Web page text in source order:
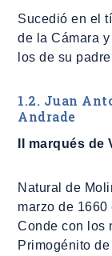
Sucedió en el
de la Cámara
los de su
1.2. Juan
Andrade
II marqués de
Natural de
marzo de 1660
Conde con los
Primogénito